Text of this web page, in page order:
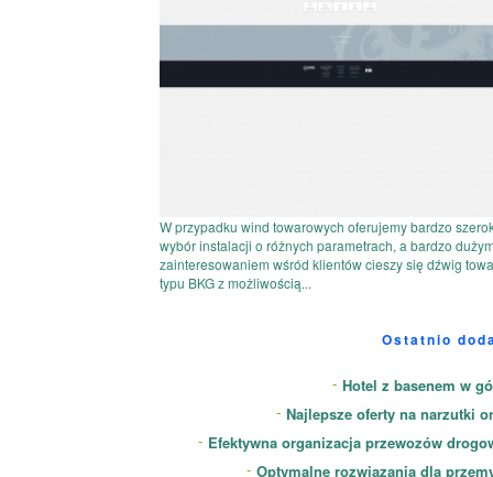
W przypadku wind towarowych oferujemy bardzo
wybór instalacji o różnych parametrach, a bardzo
zainteresowaniem wśród klientów cieszy się dźwig
typu BKG z możliwością...
Ostatnio
Hotel z basenem w
Najlepsze oferty na narzutki
Efektywna organizacja przewozów
Optymalne rozwiązania dla